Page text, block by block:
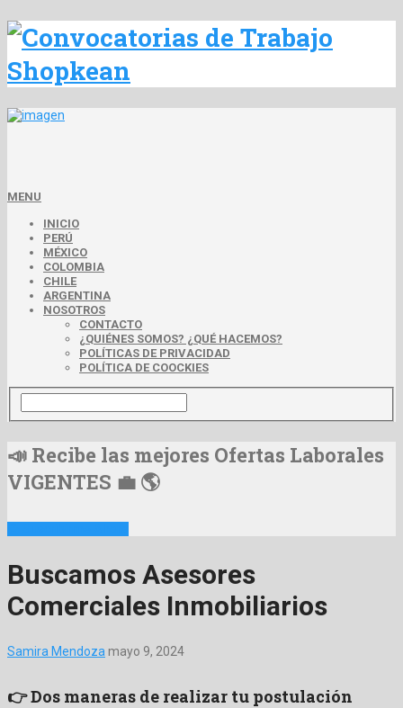
MENU
INICIO
PERÚ
MÉXICO
COLOMBIA
CHILE
ARGENTINA
NOSOTROS
CONTACTO
¿QUIÉNES SOMOS? ¿QUÉ HACEMOS?
POLÍTICAS DE PRIVACIDAD
POLÍTICA DE COOCKIES
📣 Recibe las mejores Ofertas Laborales
VIGENTES 💼 🌎
Buscamos Asesores
Comerciales Inmobiliarios
Samira Mendoza mayo 9, 2024
👉 Dos maneras de realizar tu postulación